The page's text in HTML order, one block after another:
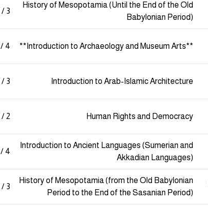
History of Mesopotamia (Until the End of the Old
Babylonian Period)
3 / 0
**Introduction to Archaeology and Museum Arts**
4 / 0
Introduction to Arab-Islamic Architecture
3 / 0
Human Rights and Democracy
2 / 0
Introduction to Ancient Languages (Sumerian and
Akkadian Languages)
4 / 0
History of Mesopotamia (from the Old Babylonian
Period to the End of the Sasanian Period)
3 / 0